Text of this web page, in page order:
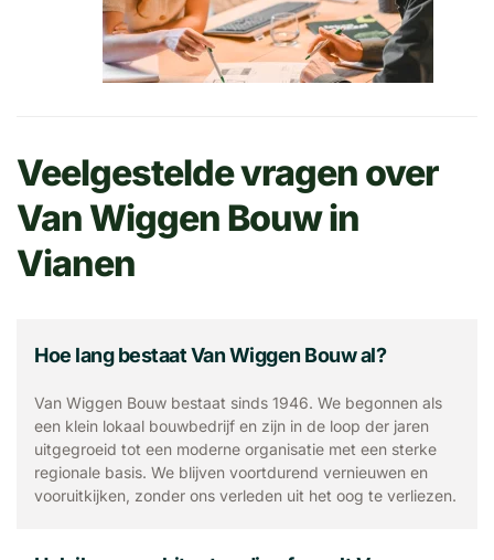
Veelgestelde vragen over
Van Wiggen Bouw in
Vianen
Hoe lang bestaat Van Wiggen Bouw al?
Van Wiggen Bouw bestaat sinds 1946. We begonnen als
een klein lokaal bouwbedrijf en zijn in de loop der jaren
uitgegroeid tot een moderne organisatie met een sterke
regionale basis. We blijven voortdurend vernieuwen en
vooruitkijken, zonder ons verleden uit het oog te verliezen.